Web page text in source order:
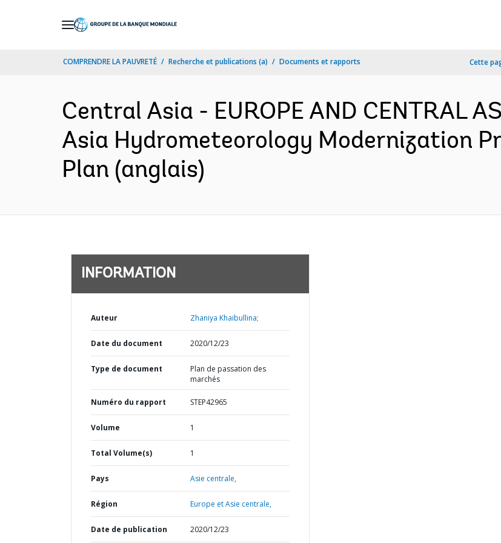
COMPRENDRE LA PAUVRETÉ Recherche et publications (a) Documents et rapports Cette
Central Asia - EUROPE AND CENTRAL
Asia Hydrometeorology Modernization
Plan (anglais)
INFORMATION
Auteur Zhaniya Khaibullina;
Date du document 2020/12/23
Type de document
Plan de passation des
marchés
Numéro du rapport STEP42965
Volume 1
Total Volume(s) 1
Pays Asie centrale,
Région Europe et Asie centrale,
Date de publication 2020/12/23